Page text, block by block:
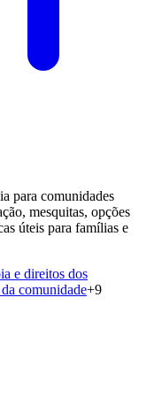
para comunidades
mesquitas, opções
úteis para famílias e
e direitos dos
comunidade+9